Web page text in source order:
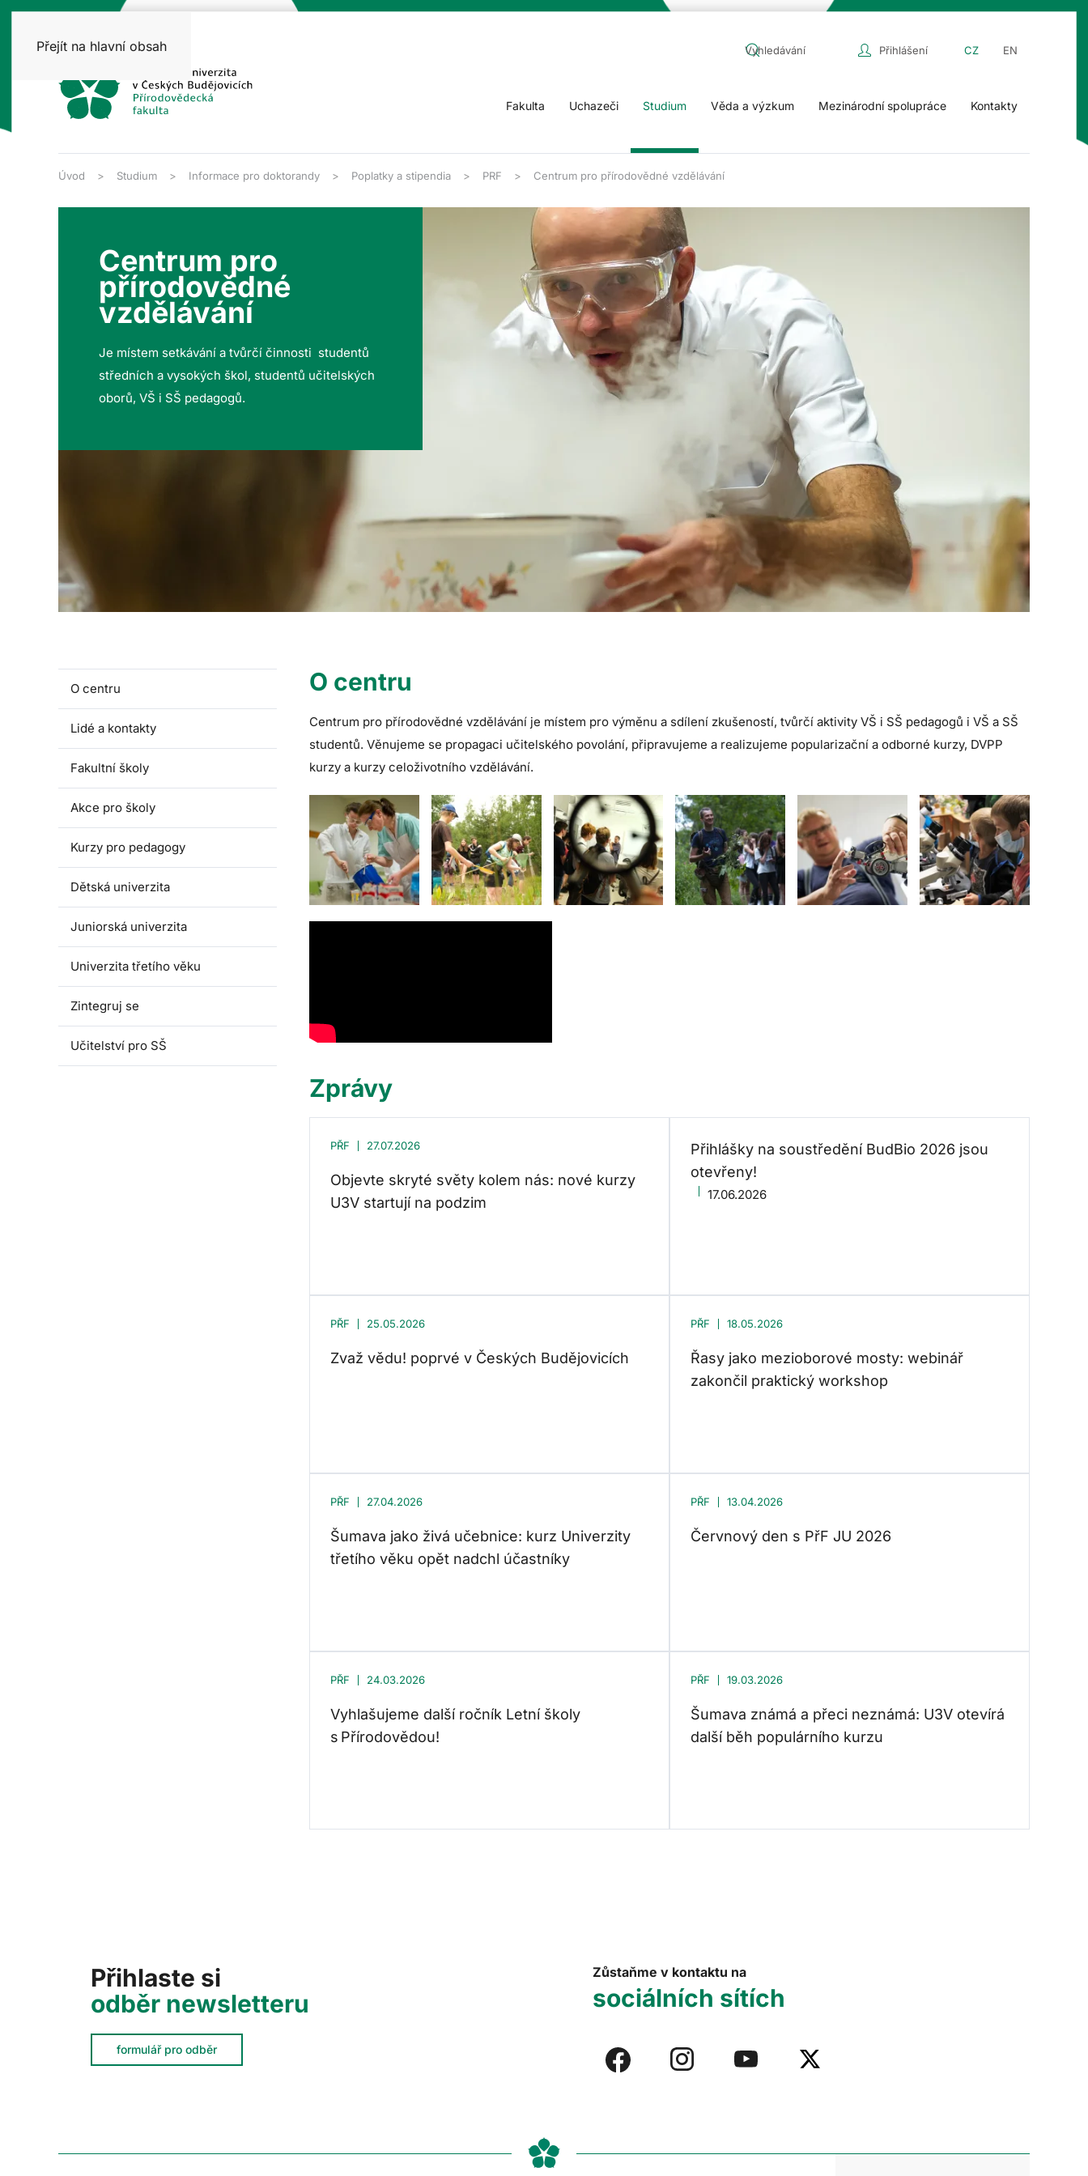
Přejít na hlavní obsah Přihlášení CZ EN
Fakulta Uchazeči Studium Věda a výzkum Mezinárodní spolupráce Kontakty
Úvod Studium Informace pro doktorandy Poplatky a stipendia PRF Centrum pro přírodovědné vzdělávání
Centrum pro
přírodovědné
vzdělávání
Je místem setkávání a tvůrčí činnosti studentů
středních a vysokých škol, studentů učitelských
oborů, VŠ i SŠ pedagogů.
O centru
Lidé a kontakty
Fakultní školy
Akce pro školy
Kurzy pro pedagogy
Dětská univerzita
Juniorská univerzita
Univerzita třetího věku
Zintegruj se
Učitelství pro SŠ
O centru
Centrum pro přírodovědné vzdělávání je místem pro výměnu a sdílení zkušeností, tvůrčí aktivity VŠ i SŠ pedagogů i VŠ a SŠ
studentů. Věnujeme se propagaci učitelského povolání, připravujeme a realizujeme popularizační a odborné kurzy, DVPP
kurzy a kurzy celoživotního vzdělávání.
Zprávy
PŘF 27.07.2026
Objevte skryté světy kolem nás: nové kurzy
U3V startují na podzim
Přihlášky na soustředění BudBio 2026 jsou
otevřeny!
17.06.2026
PŘF 25.05.2026
Zvaž vědu! poprvé v Českých Budějovicích
PŘF 18.05.2026
Řasy jako mezioborové mosty: webinář
zakončil praktický workshop
PŘF 27.04.2026
Šumava jako živá učebnice: kurz Univerzity
třetího věku opět nadchl účastníky
PŘF 13.04.2026
Červnový den s PřF JU 2026
PŘF 24.03.2026
Vyhlašujeme další ročník Letní školy
s Přírodovědou!
PŘF 19.03.2026
Šumava známá a přeci neznámá: U3V otevírá
další běh populárního kurzu
Přihlaste si
odběr newsletteru
formulář pro odběr
Zůstaňme v kontaktu na
sociálních sítích